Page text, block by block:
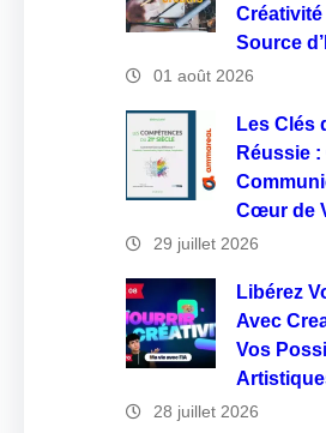
Source
01 août 2026
Les Clés
Réussie
Cœur de
29 juillet 2026
Libérez
Avec
Vos
28 juillet 2026